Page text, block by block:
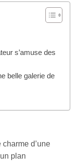
s’amuse des
belle galerie de
d’une
plan